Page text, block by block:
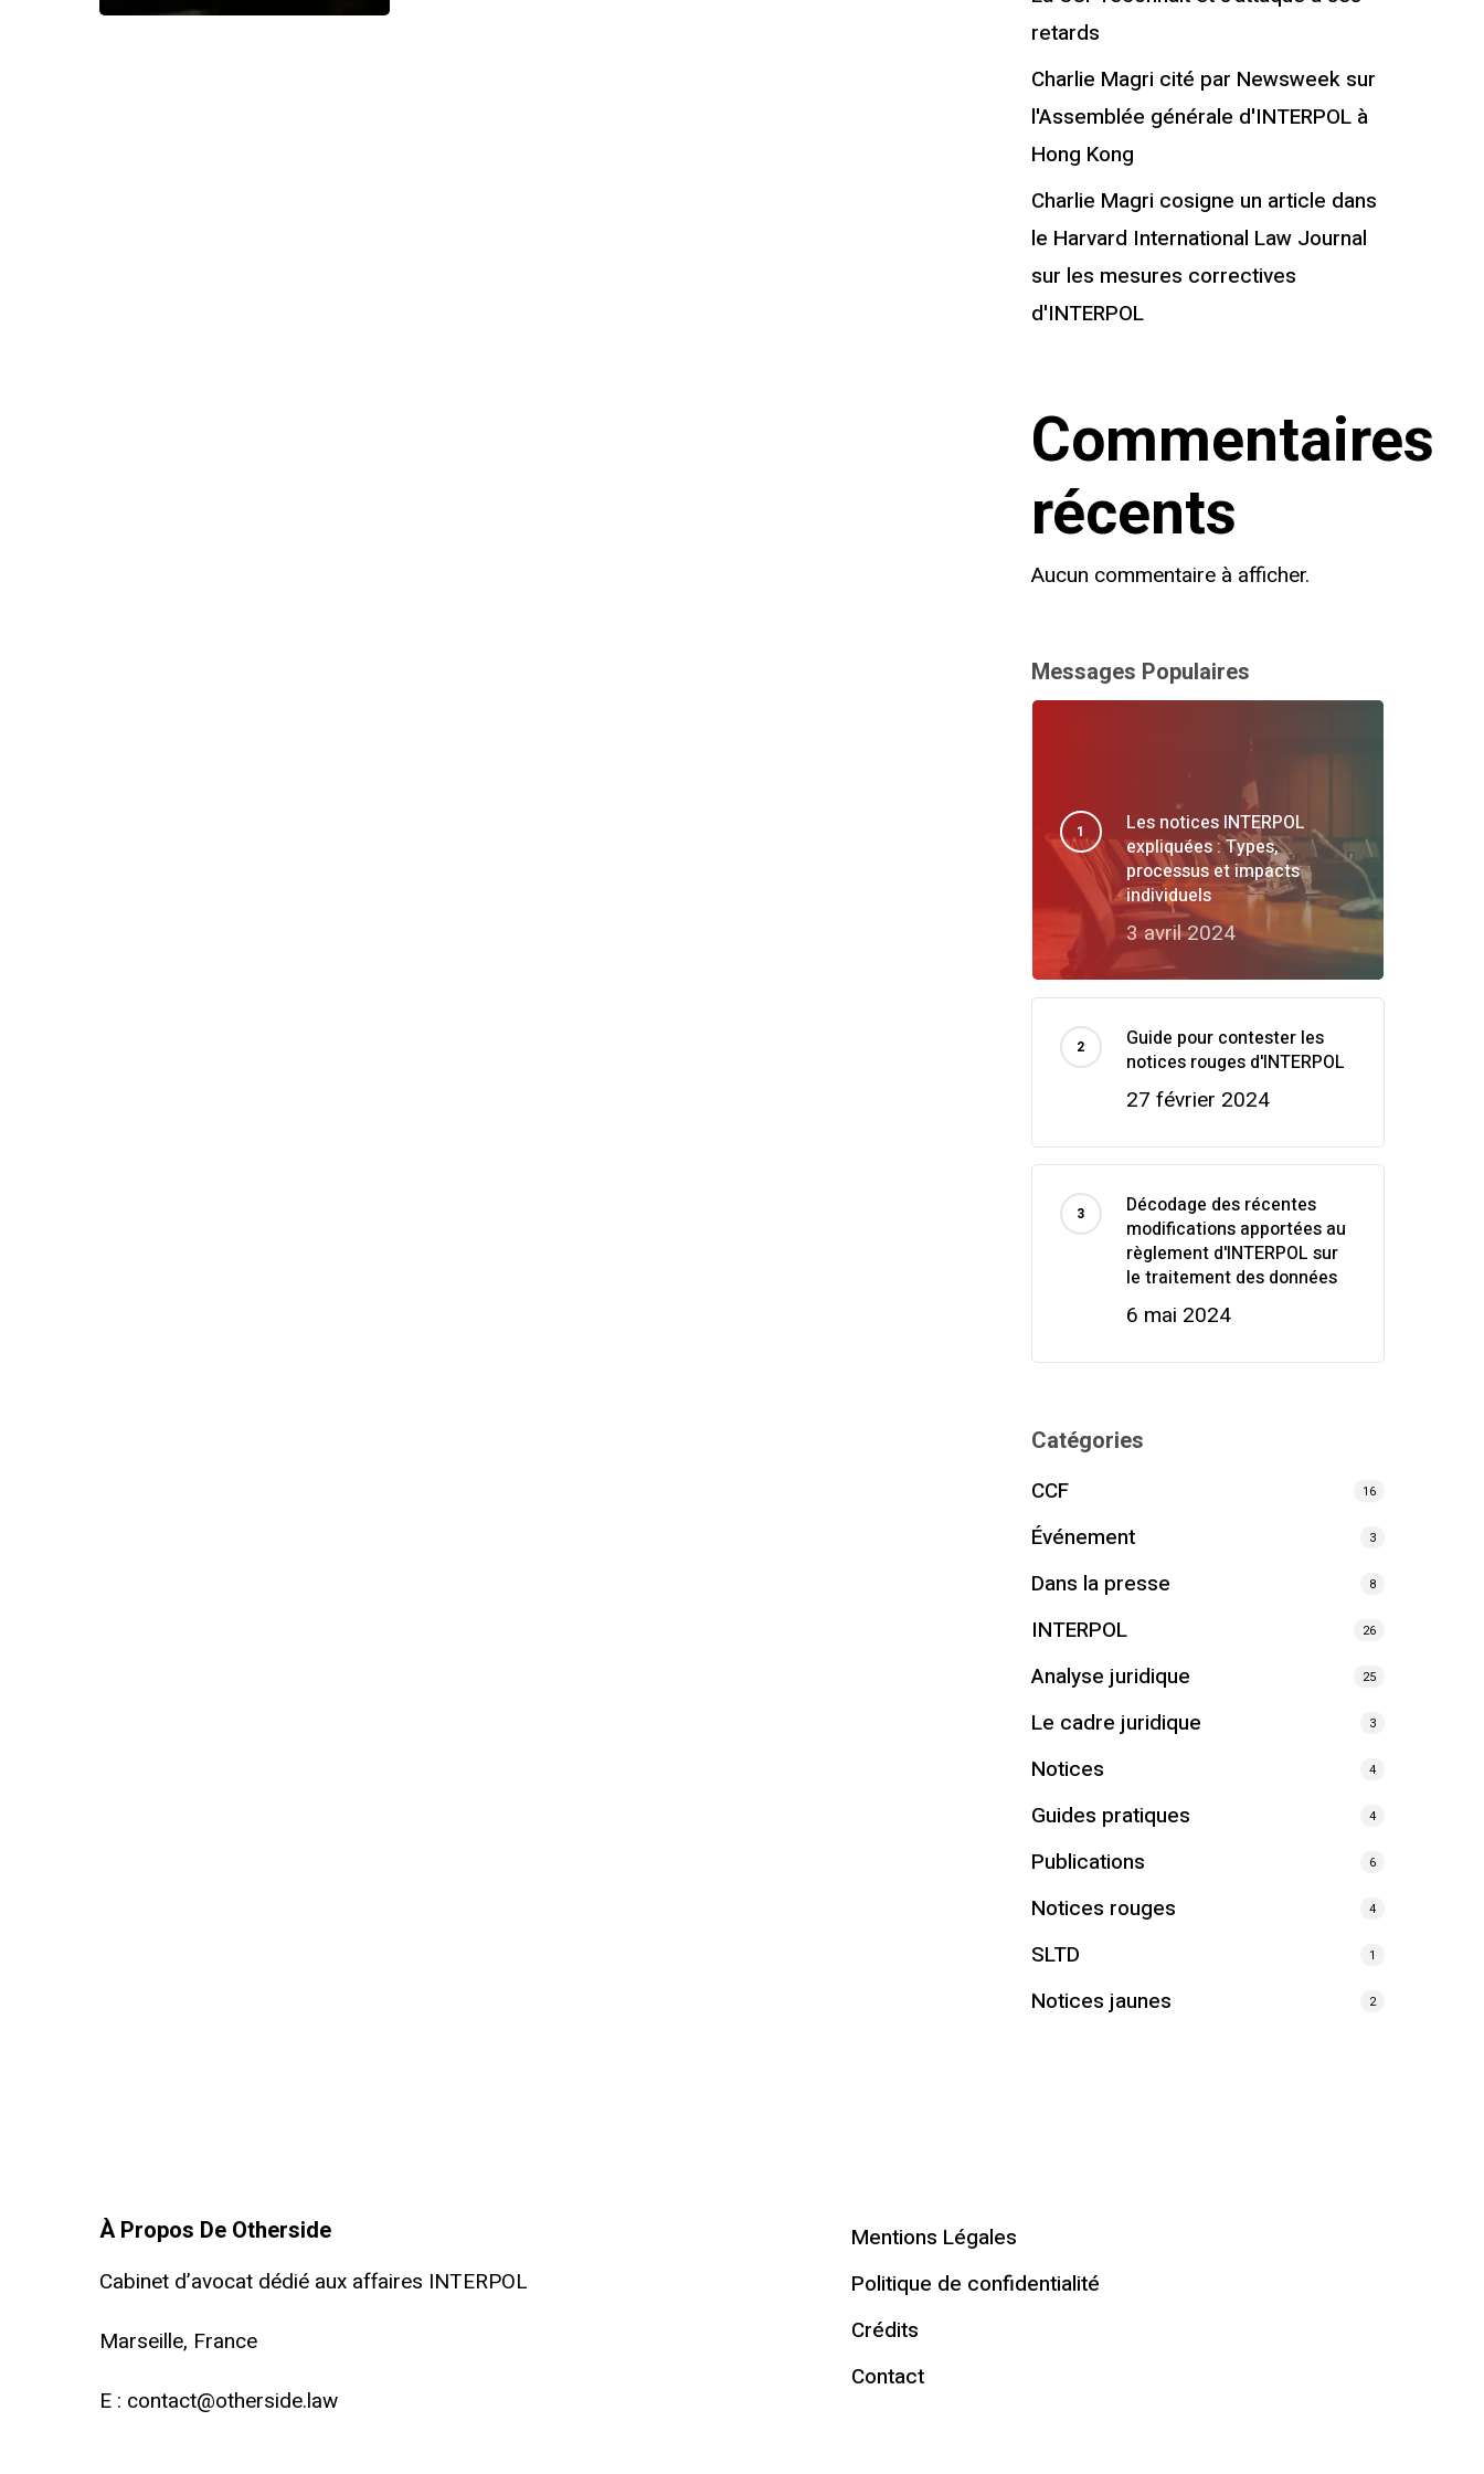
retards
Charlie Magri cité par Newsweek sur
l'Assemblée générale d'INTERPOL à
Hong Kong
Charlie Magri cosigne un article dans
le Harvard International Law Journal
sur les mesures correctives
d'INTERPOL
Commentaires
récents
Aucun commentaire à afficher.
Messages Populaires
Les notices INTERPOL
expliquées : Types,
processus et impacts
individuels
3 avril 2024
Guide pour contester les
notices rouges d'INTERPOL
27 février 2024
Décodage des récentes
modifications apportées au
règlement d'INTERPOL sur
le traitement des données
6 mai 2024
Catégories
CCF 16
Événement 3
Dans la presse 8
INTERPOL 26
Analyse juridique 25
Le cadre juridique 3
Notices 4
Guides pratiques 4
Publications 6
Notices rouges 4
SLTD 1
Notices jaunes 2
À Propos De Otherside
Cabinet d’avocat dédié aux affaires INTERPOL
Marseille, France
E : contact@otherside.law
Mentions Légales
Politique de confidentialité
Crédits
Contact